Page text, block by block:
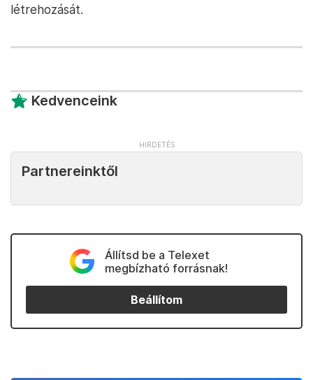
létrehozását.
Kedvenceink
Partnereinktől
Állítsd be a Telexet
megbízható forrásnak!
Beállítom